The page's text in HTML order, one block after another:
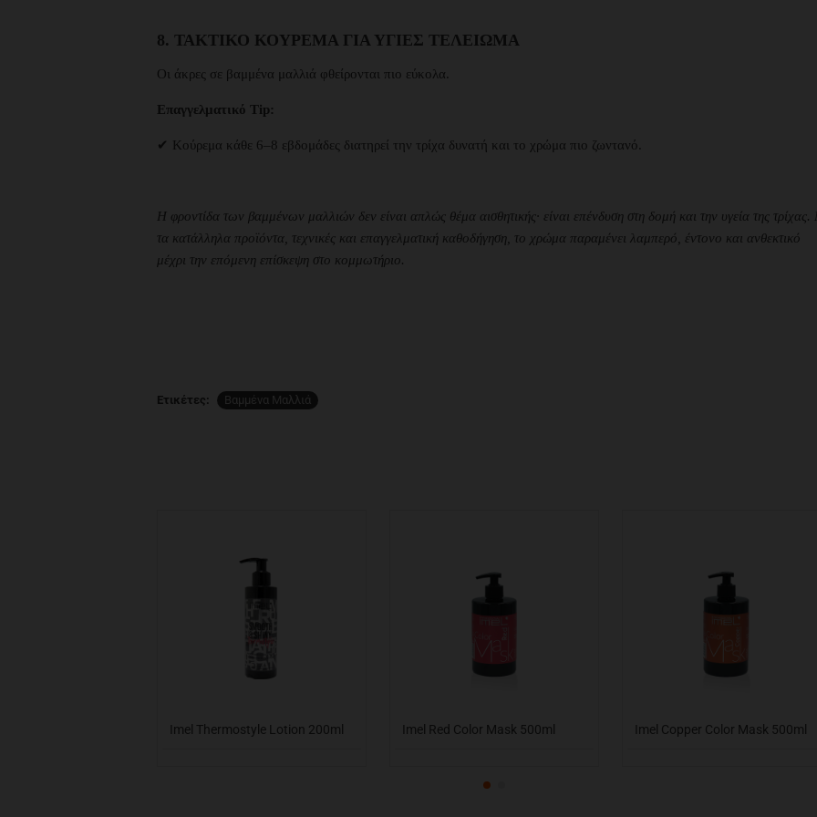
8. ΤΑΚΤΙΚΌ ΚΟΎΡΕΜΑ ΓΙΑ ΥΓΙΈΣ ΤΕΛΕΊΩΜΑ
Οι άκρες σε βαμμένα μαλλιά φθείρονται πιο εύκολα.
Επαγγελματικό Tip:
✔ Κούρεμα κάθε 6–8 εβδομάδες διατηρεί την τρίχα δυνατή και το χρώμα πιο ζωντανό.
Η φροντίδα των βαμμένων μαλλιών δεν είναι απλώς θέμα αισθητικής· είναι επένδυση στη δομή και την υγεία της
τα κατάλληλα προϊόντα, τεχνικές και επαγγελματική καθοδήγηση, το χρώμα παραμένει λαμπερό, έντονο και ανθεκτικό
μέχρι την επόμενη επίσκεψη στο κομμωτήριο.
Ετικέτες: Βαμμένα Μαλλιά
Imel Thermostyle Lotion 200ml Imel Red Color Mask 500ml Imel Copper Color Mask 500ml